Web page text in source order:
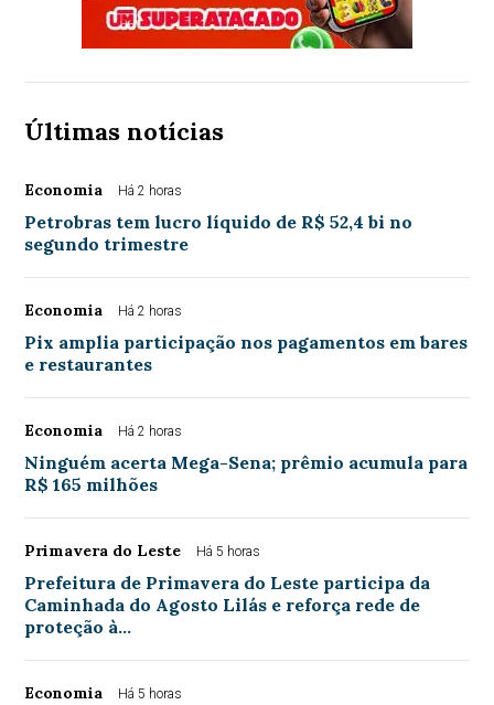
Últimas notícias
Economia Há 2 horas
Petrobras tem lucro líquido de R$ 52,4 bi no
segundo trimestre
Economia Há 2 horas
Pix amplia participação nos pagamentos em bares
e restaurantes
Economia Há 2 horas
Ninguém acerta Mega-Sena; prêmio acumula para
R$ 165 milhões
Primavera do Leste Há 5 horas
Prefeitura de Primavera do Leste participa da
Caminhada do Agosto Lilás e reforça rede de
proteção à…
Economia Há 5 horas